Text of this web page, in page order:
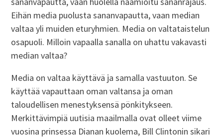
Eihän media puolusta sananvapautta, vaan median
valtaa yli muiden eturyhmien. Media on valtataistelun
osapuoli. Milloin vapaalla sanalla on uhattu vakavasti
median valtaa?
Media on valtaa käyttävä ja samalla vastuuton. Se
käyttää vapauttaan oman valtansa ja oman
taloudellisen menestyksensä pönkitykseen.
Merkittävimpiä uutisia maailmalla ovat olleet viime
vuosina prinsessa Dianan kuolema, Bill Clintonin sikari